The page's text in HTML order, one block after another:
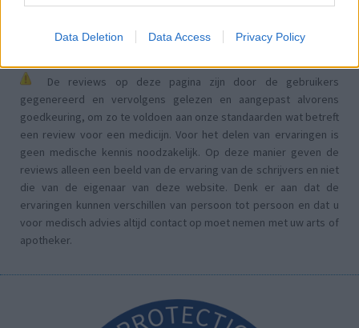
Data Deletion Data Access Privacy Policy
Euthyrox (436)
Schildklier - hypothyroidie (traagwerkend)
De reviews op deze pagina zijn door de gebruikers
gegenereerd en vervolgens gelezen en aangepast alvorens
goedkeuring, om zo te voldoen aan onze standaarden wat betreft
een review voor een medicijn. Voor het delen van ervaringen is
geen medische kennis noodzakelijk. Op deze manier geven de
reviews alleen een beeld van de ervaring van de schrijvers en niet
die van de eigenaar van deze website. Denk er aan dat de
ervaringen kunnen verschillen van persoon tot persoon en dat u
voor medisch advies altijd contact op moet nemen met uw arts of
apotheker.